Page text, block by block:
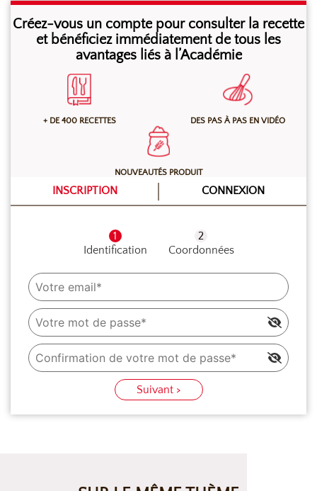
puis après cristallisation, brosser la
surface pour imiter la texture d’une coque de noix de
Créez-vous un compte pour consulter la recette
et bénéficiez immédiatement de tous les
avantages liés à l’Académie
+ DE 400 RECETTES DES PAS À PAS EN VIDÉO
NOUVEAUTÉS PRODUIT
INSCRIPTION CONNEXION
Identification Coordonnées
Suivant >